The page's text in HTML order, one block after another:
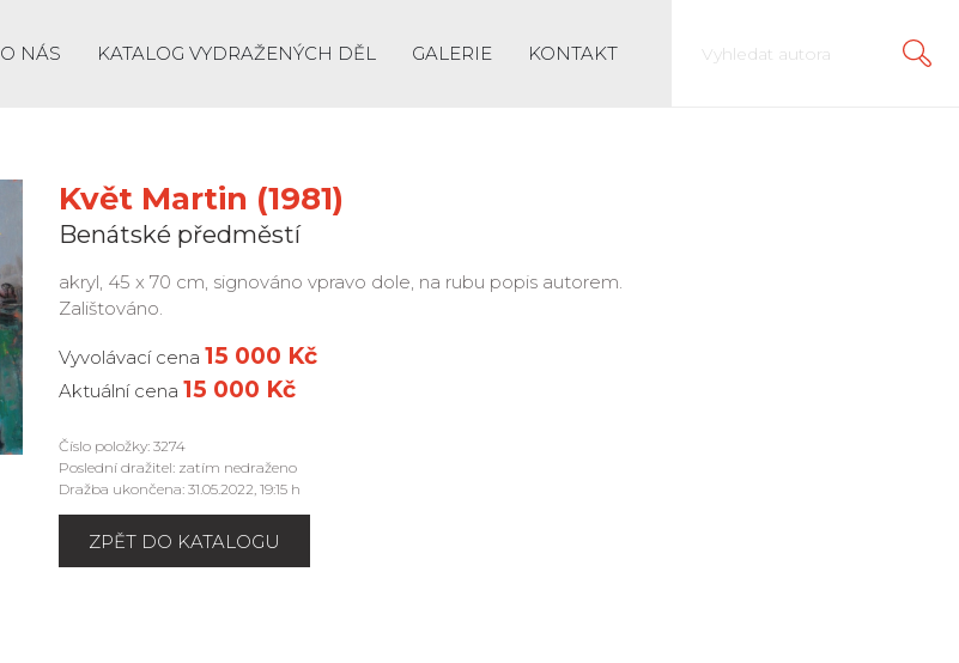
O NÁS KATALOG VYDRAŽENÝCH DĚL GALERIE KONTAKT
Květ Martin (1981)
Benátské předměstí
akryl, 45 x 70 cm, signováno vpravo dole, na rubu popis autorem.
Zalištováno.
Vyvolávací cena 15 000 Kč
Aktuální cena 15 000 Kč
Číslo položky: 3274
Poslední dražitel: zatím nedraženo
Dražba ukončena: 31.05.2022, 19:15 h
ZPĚT DO KATALOGU